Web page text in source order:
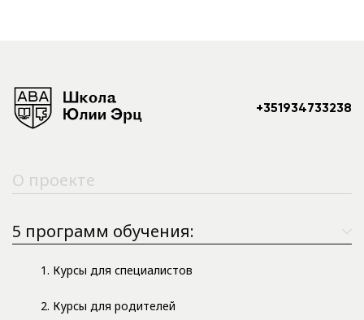
+351934733238
О проекте
5 программ обучения:
1. Курсы для специалистов
2. Курсы для родителей